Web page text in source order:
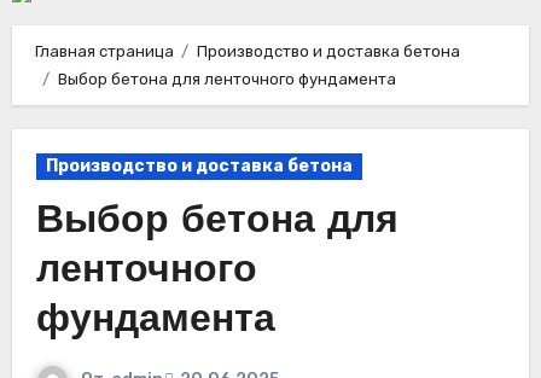
Главная страница
Производство и доставка бетона
Выбор бетона для ленточного фундамента
Производство и доставка бетона
Выбор бетона для
ленточного
фундамента